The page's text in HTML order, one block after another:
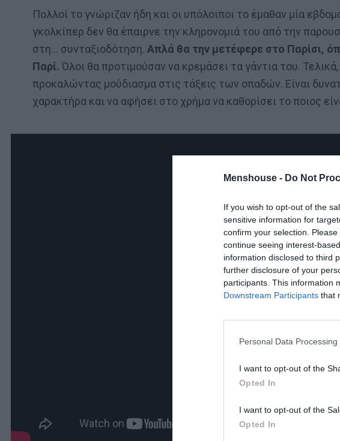
Menshouse - Do Not
If you wish to opt-out of the
sensitive information for
confirm your selection.
continue seeing interest-
information disclosed to third
further disclosure of your
participants. This information
Downstream Participants that
Personal Data
I want to opt-out of the
Opted In
I want to opt-out of the
Opted In
Πολλοί το γνώριζαν ήδη και οι υπόλοιποι το έμαθαν μία
γκολκίπερ δεν θα έπαιρνε την κληρονομιά του από την
στη… συνταξιοδότηση. Απλά θα την μετέφερε στο Παρίσι,
Παρί. Όλοι θα προτιμούσαν να κρεμάσει τα γάντια του.
προκαλώντας μούδιασμα στις τάξεις των οπαδών. Είναι
χαρακτήρα και να αφήσει στο χρήμα να καθορίσει το ποιος